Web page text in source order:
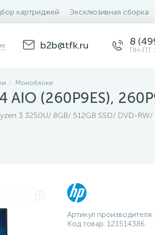
картриджей Эксклюзивная сборка
b2b@tfk.ru 8
ПН-ПТ
Моноблоки
AIO (260P9ES),
3 3250U/ 8GB/ 512GB SSD/ DVD-RW/
Артикул производителя:
Код товар: 121514386